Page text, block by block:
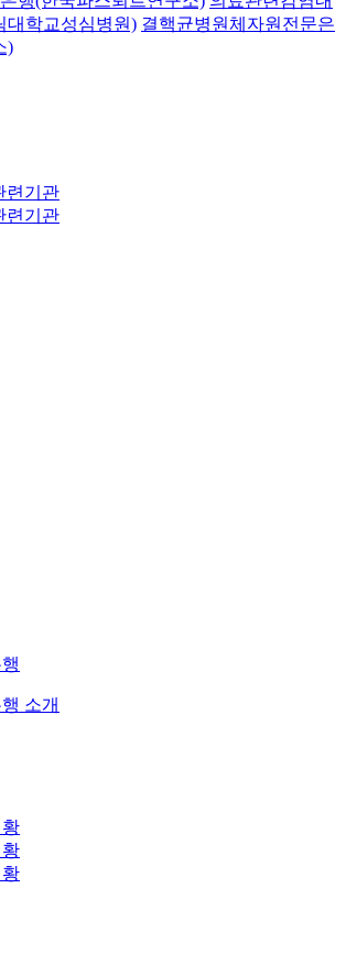
대학교성심병원) 결핵균병원체자원전문은
)
련기관
련기관
소개